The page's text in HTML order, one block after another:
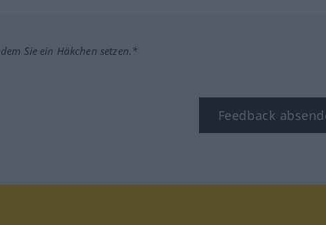
Sie ein Häkchen setzen.*
Feedback